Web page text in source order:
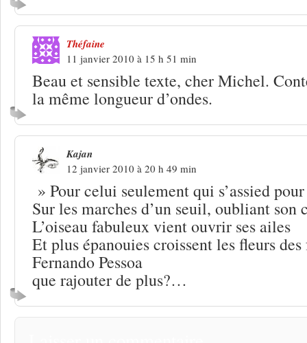
Théfaine
11 janvier 2010 à 15 h 51 min
Beau et sensible texte, cher Michel.
la même longueur d’ondes.
Kajan
12 janvier 2010 à 20 h 49 min
» Pour celui seulement qui s’assied
Sur les marches d’un seuil, oubliant son
L’oiseau fabuleux vient ouvrir ses ailes
Et plus épanouies croissent les fleurs
Fernando Pessoa
que rajouter de plus?…